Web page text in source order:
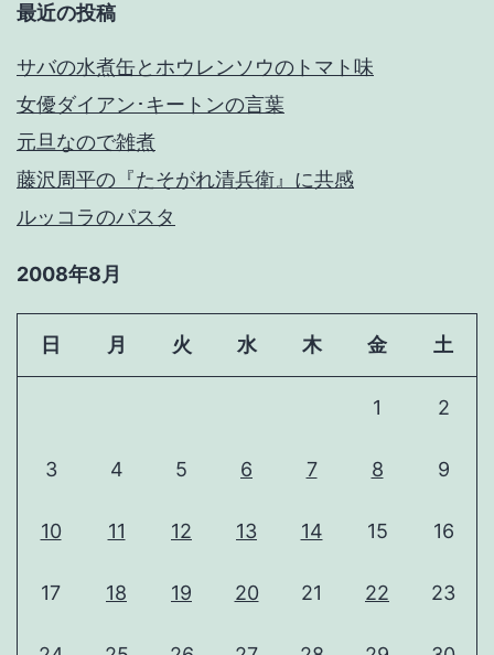
最近の投稿
サバの水煮缶とホウレンソウのトマト味
女優ダイアン･キートンの言葉
元旦なので雑煮
藤沢周平の『たそがれ清兵衛』に共感
ルッコラのパスタ
2008年8月
日 月 火 水 木 金 土
1 2
3 4 5 6 7 8 9
10 11 12 13 14 15 16
17 18 19 20 21 22 23